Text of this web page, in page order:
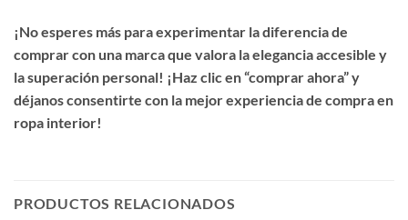
¡No esperes más para experimentar la diferencia de
comprar con una marca que valora la elegancia accesible y
la superación personal! ¡Haz clic en “comprar ahora” y
déjanos consentirte con la mejor experiencia de compra en
ropa interior!
PRODUCTOS RELACIONADOS